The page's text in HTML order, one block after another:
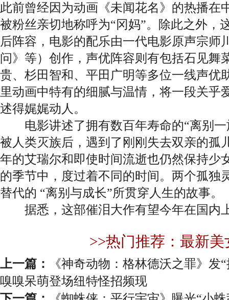
此前曾经因为动画《未闻花名》的热播在
被粉丝亲切地称呼为“冈妈”。除此之外，
后阵容，电影的配乐由一代电影原声宗师
问》等）创作，声优阵容则有包括石见舞
贵、杉田智和、平田广明等多位一线声优
里动画中特有的细腻与温情，将一段关乎
述得娓娓动人。
电影讲述了拥有数百年寿命的“离别一
被人类灭族后，遇到了刚刚失去双亲的孤
年的艾瑞尔和即使时间流逝也仍然保持少
的季节中，度过着不同的时间。两个孤独
替代的 “离别与成长”所贯穿人生的故事。
据悉，这部催泪大作有望今年在国内
>>热门推荐：最新美
上一篇：
《神奇动物：格林德沃之罪》发
嗅嗅呆萌登场纽特怪招频现